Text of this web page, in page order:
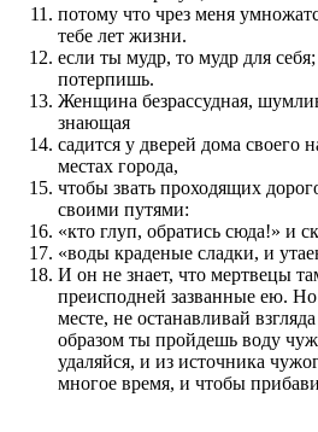
потому что чрез меня
тебе лет жизни.
если ты мудр, то мудр для
потерпишь.
Женщина безрассудная,
знающая
садится у дверей дома своего
местах города,
чтобы звать проходящих
своими путями:
«кто глуп, обратись сюда!» и
«воды краденые сладки, и
И он не знает, что мертвецы
преисподней зазванные ею.
месте, не останавливай
образом ты пройдешь воду
удаляйся, и из источника
многое время, и чтобы